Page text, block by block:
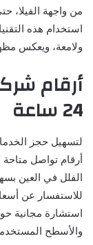
من واجهة الفيلا،
استخدام هذه
ولامعة، ويعكس
أرقام
24 ساعة
لتسهيل حجز
الفلل في العين
للاستفسار عن
استشارة مجانية
والأسطح